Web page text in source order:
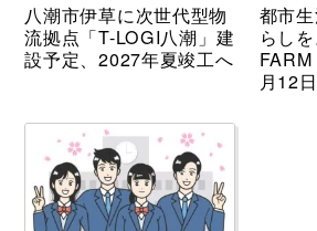
八潮市伊草に次世代型物
流拠点「T-LOGI八潮」建
設予定、2027年夏竣工へ
都市
らし
月12